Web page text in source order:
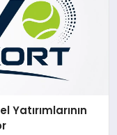
Yatırımlarının